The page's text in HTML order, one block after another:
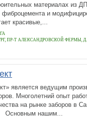
материалах из
фиброцемента и
красивые,...
ПР-Т АЛЕКСАНДРОВСКОЙ ФЕРМЫ, Д.
является ведущим
Многолетний опыт
на рынке заборов в
Основным нашим...